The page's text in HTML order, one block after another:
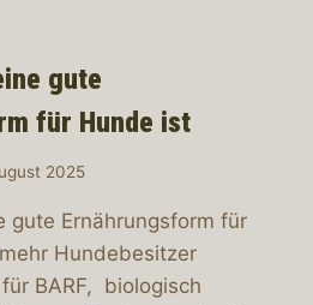
gute
für Hunde ist
2025
gute Ernährungsform für
Hundebesitzer
BARF, biologisch